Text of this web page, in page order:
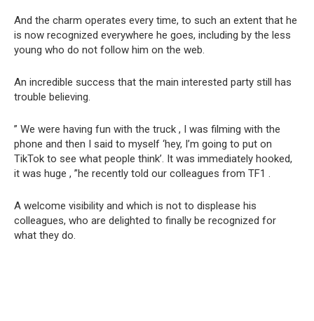
And the charm operates every time, to such an extent that he
is now recognized everywhere he goes, including by the less
young who do not follow him on the web.
An incredible success that the main interested party still has
trouble believing.
” We were having fun with the truck , I was filming with the
phone and then I said to myself ‘hey, I’m going to put on
TikTok to see what people think’. It was immediately hooked,
it was huge , ”he recently told our colleagues from TF1 .
A welcome visibility and which is not to displease his
colleagues, who are delighted to finally be recognized for
what they do.